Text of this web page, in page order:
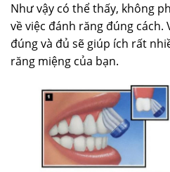
Như vậy có thể thấy, không
về việc đánh răng đúng cách.
đúng và đủ sẽ giúp ích rất
răng miệng của bạn.